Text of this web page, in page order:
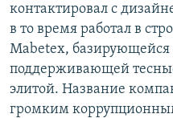
контактировал с
в то время работал в
Mabetex,
поддерживающей
элитой. Название
громким